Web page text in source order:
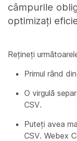
câmpurile
optimizați
Rețineți
Primul rând
O virgulă
CSV.
Puteți avea
CSV. Webex